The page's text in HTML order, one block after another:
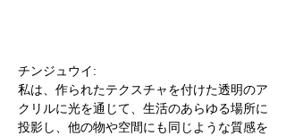
チンジュウイ:
私は、作られたテクスチャを付けた透明のア
クリルに光を通じて、生活のあらゆる場所に
投影し、他の物や空間にも同じような質感を